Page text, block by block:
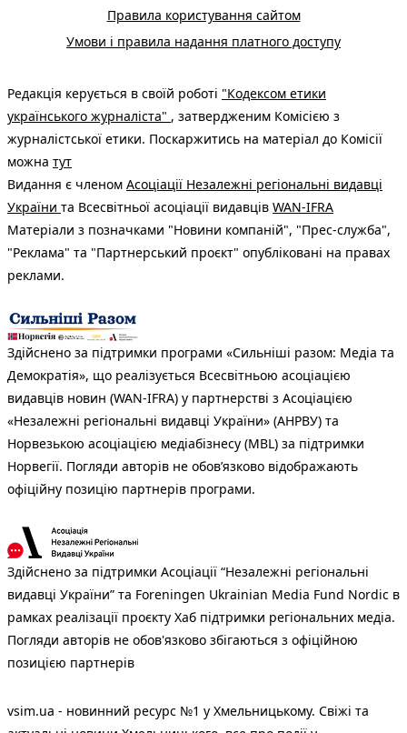
Правила користування сайтом
Умови і правила надання платного доступу
Редакція керується в своїй роботі "Кодексом етики
українського журналіста" , затвердженим Комісією з
журналістської етики. Поскаржитись на матеріал до Комісії
можна тут
Видання є членом Асоціації Незалежні регіональні видавці
України та Всесвітньої асоціації видавців WAN-IFRA
Матеріали з позначками "Новини компаній", "Прес-служба",
"Реклама" та "Партнерський проєкт" опубліковані на правах
реклами.
Здійснено за підтримки програми «Сильніші разом: Медіа та
Демократія», що реалізується Всесвітньою асоціацією
видавців новин (WAN-IFRA) у партнерстві з Асоціацією
«Незалежні регіональні видавці України» (АНРВУ) та
Норвезькою асоціацією медіабізнесу (MBL) за підтримки
Норвегії. Погляди авторів не обов’язково відображають
офіційну позицію партнерів програми.
Здійснено за підтримки Асоціації “Незалежні регіональні
видавці України” та Foreningen Ukrainian Media Fund Nordic в
рамках реалізації проєкту Хаб підтримки регіональних медіа.
Погляди авторів не обов'язково збігаються з офіційною
позицією партнерів
vsim.ua - новинний ресурс №1 у Хмельницькому. Свіжі та